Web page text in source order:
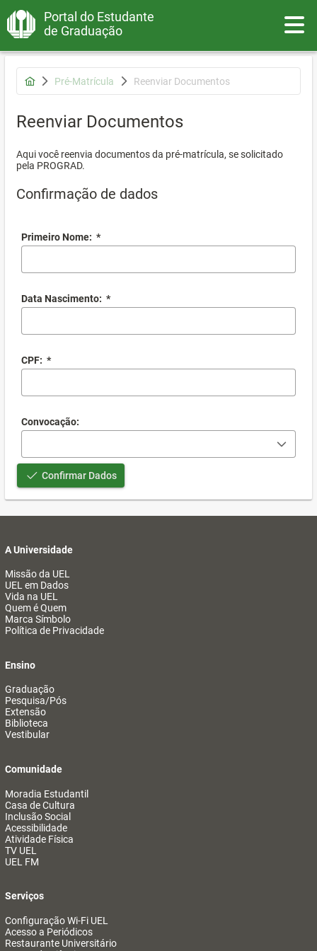
Portal do Estudante
de Graduação
Pré-Matrícula Reenviar Documentos
Reenviar Documentos
Aqui você reenvia documentos da pré-matrícula, se solicitado
pela PROGRAD.
Confirmação de dados
Primeiro Nome: *
Data Nascimento: *
CPF: *
Convocação:
Confirmar Dados
A Universidade
Missão da UEL
UEL em Dados
Vida na UEL
Quem é Quem
Marca Símbolo
Política de Privacidade
Ensino
Graduação
Pesquisa/Pós
Extensão
Biblioteca
Vestibular
Comunidade
Moradia Estudantil
Casa de Cultura
Inclusão Social
Acessibilidade
Atividade Física
TV UEL
UEL FM
Serviços
Configuração Wi-Fi UEL
Acesso a Periódicos
Restaurante Universitário